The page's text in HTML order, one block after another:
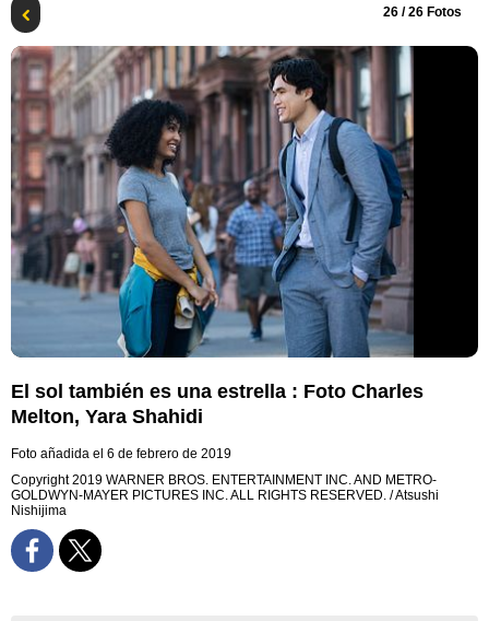
26 / 26 Fotos
El sol también es una estrella : Foto Charles
Melton, Yara Shahidi
Foto añadida el 6 de febrero de 2019
Copyright 2019 WARNER BROS. ENTERTAINMENT INC. AND METRO-
GOLDWYN-MAYER PICTURES INC. ALL RIGHTS RESERVED. / Atsushi
Nishijima